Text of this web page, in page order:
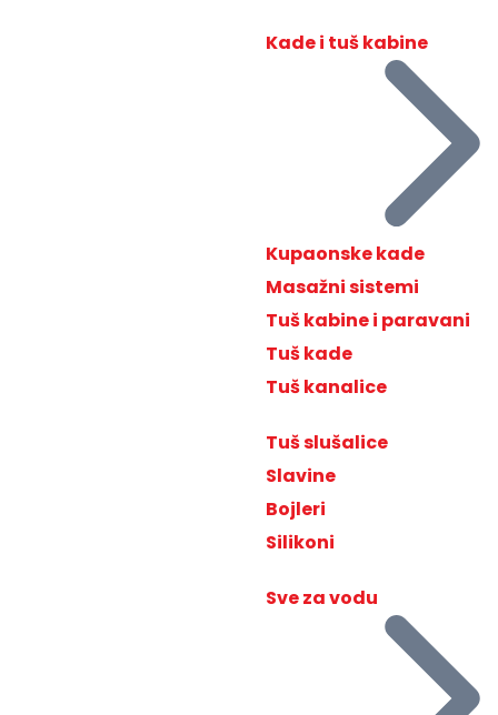
Kade i tuš kabine
Kupaonske kade
Masažni sistemi
Tuš kabine i paravani
Tuš kade
Tuš kanalice
Tuš slušalice
Slavine
Bojleri
Silikoni
Sve za vodu